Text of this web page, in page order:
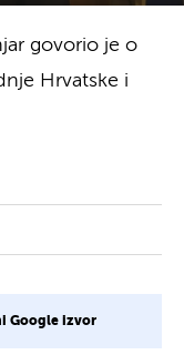
govorio je o
Hrvatske i
Google izvor